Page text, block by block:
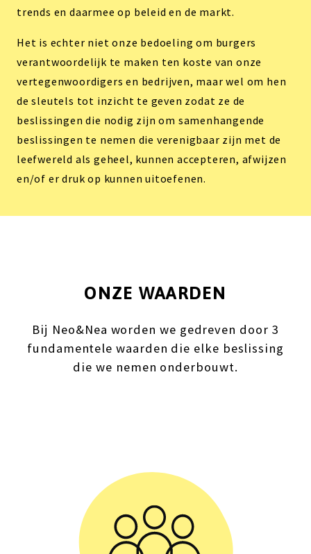
trends en daarmee op beleid en de markt.
Het is echter niet onze bedoeling om burgers
verantwoordelijk te maken ten koste van onze
vertegenwoordigers en bedrijven, maar wel om hen
de sleutels tot inzicht te geven zodat ze de
beslissingen die nodig zijn om samenhangende
beslissingen te nemen die verenigbaar zijn met de
leefwereld als geheel, kunnen accepteren, afwijzen
en/of er druk op kunnen uitoefenen.
ONZE WAARDEN
Bij Neo&Nea worden we gedreven door 3
fundamentele waarden die elke beslissing
die we nemen onderbouwt.